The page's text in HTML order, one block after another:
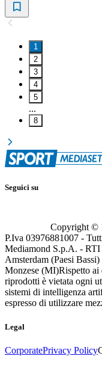
1
2
3
4
5
...
8
Seguici su
Copyright ©
P.Iva 03976881007 -
Mediamond S.p.A. - RTI
Amsterdam (Paesi
Monzese (MI)Rispetto ai
riprodotti è vietata ogni
sistemi di intelligenza
espresso di utilizzare
Legal
CorporatePrivacy Policy